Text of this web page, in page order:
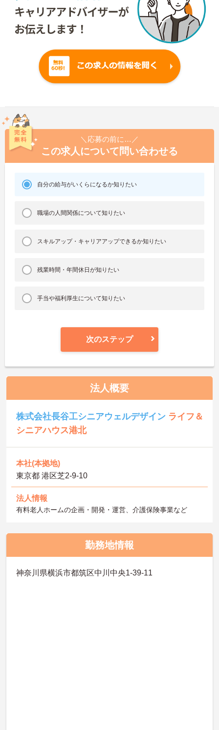
＼応募の前に…／
この求人について問い合わせる
自分の給与がいくらになるか知りたい
職場の人間関係について知りたい
スキルアップ・キャリアアップできるか知りたい
残業時間・年間休日が知りたい
手当や福利厚生について知りたい
次のステップ
法人概要
株式会社長谷工シニアウェルデザイン ライフ＆
シニアハウス港北
本社(本拠地)
東京都 港区芝2-9-10
法人情報
有料老人ホームの企画・開発・運営、介護保険事業など
勤務地情報
神奈川県横浜市都筑区中川中央1-39-11